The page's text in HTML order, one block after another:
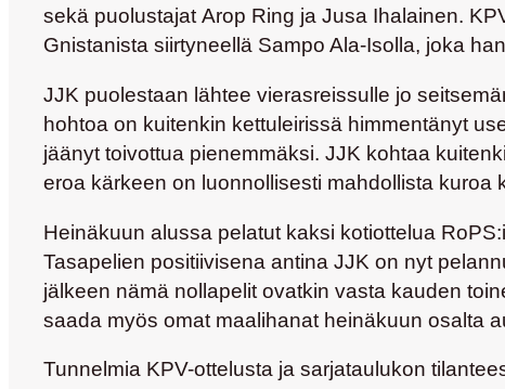
sekä puolustajatArop Ring ja Jusa Ihalainen.
Gnistanista siirtyneellä Sampo Ala-Isolla, joka
JJK puolestaan lähtee vierasreissulle jo
hohtoa on kuitenkin kettuleirissä himmentänyt
jäänyt toivottua pienemmäksi. JJK kohtaa
eroa kärkeen on luonnollisesti mahdollista kuroa
Heinäkuun alussa pelatut kaksi kotiottelua
Tasapelien positiivisena antina JJK on nyt
jälkeen nämä nollapelit ovatkin vasta kauden
saada myös omat maalihanat heinäkuun osalta
Tunnelmia KPV-ottelusta ja sarjataulukon